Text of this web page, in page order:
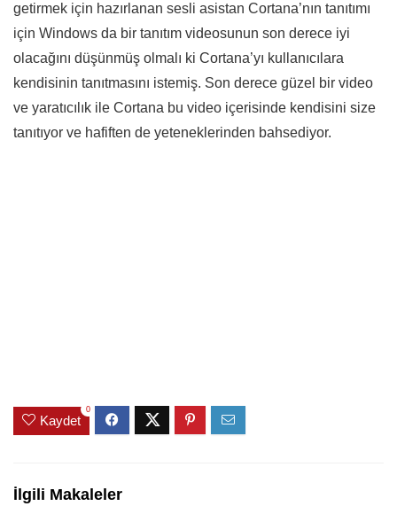
getirmek için hazırlanan sesli asistan Cortana’nın tanıtımı
için Windows da bir tanıtım videosunun son derece iyi
olacağını düşünmüş olmalı ki Cortana’yı kullanıcılara
kendisinin tanıtmasını istemiş. Son derece güzel bir video
ve yaratıcılık ile Cortana bu video içerisinde kendisini size
tanıtıyor ve hafiften de yeteneklerinden bahsediyor.
Kaydet
0
İlgili Makaleler